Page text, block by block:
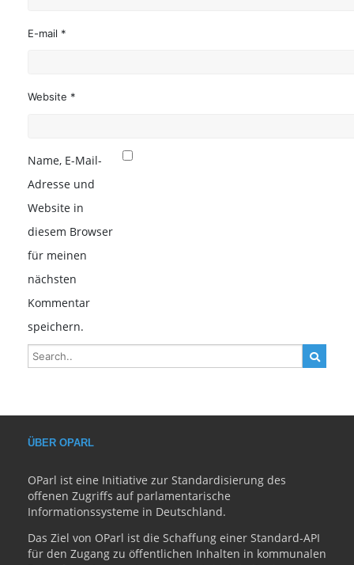
E-mail *
Website *
Name, E-Mail-
Adresse und
Website in
diesem Browser
für meinen
nächsten
Kommentar
speichern.
ÜBER OPARL
OParl ist eine Initiative zur Standardisierung des
offenen Zugriffs auf parlamentarische
Informationssysteme in Deutschland.
Das Ziel von OParl ist die Schaffung einer Standard-API
für den Zugang zu öffentlichen Inhalten in kommunalen